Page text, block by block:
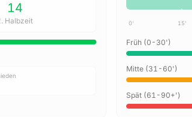
14
Halbzeit 0' 15'
Früh (0-30')
Mitte (31-60')
Spät (61-90+')
Spielauswertung
ein Live-Spiel, um die aktuellen Signale zu